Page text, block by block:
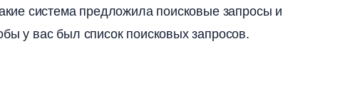
система предложила поисковые запросы и
у вас был список поисковых запросов.